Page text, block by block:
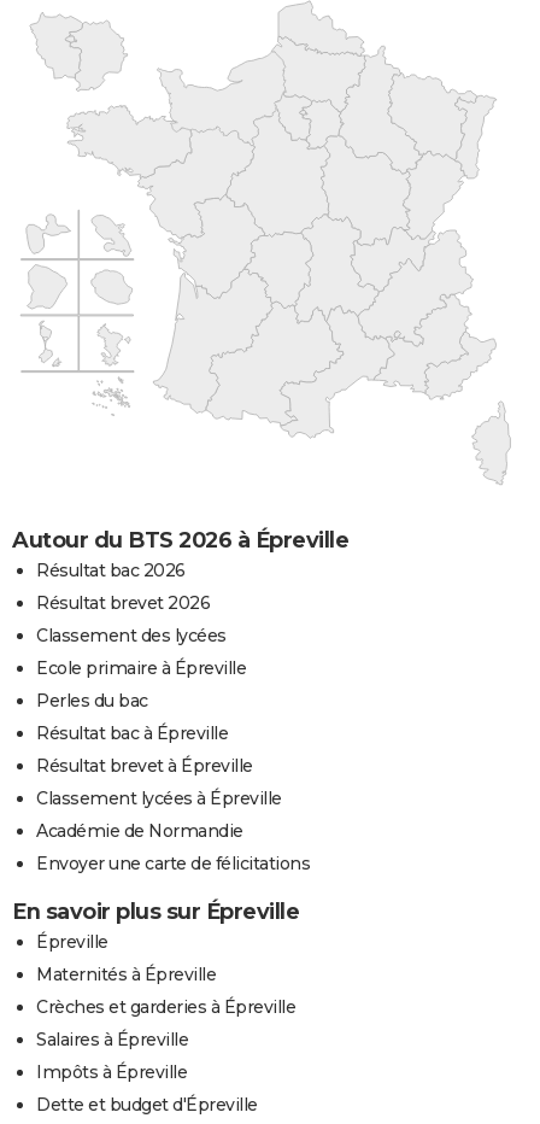
Autour du BTS 2026 à Épreville
Résultat bac 2026
Résultat brevet 2026
Classement des lycées
Ecole primaire à Épreville
Perles du bac
Résultat bac à Épreville
Résultat brevet à Épreville
Classement lycées à Épreville
Académie de Normandie
Envoyer une carte de félicitations
En savoir plus sur Épreville
Épreville
Maternités à Épreville
Crèches et garderies à Épreville
Salaires à Épreville
Impôts à Épreville
Dette et budget d'Épreville